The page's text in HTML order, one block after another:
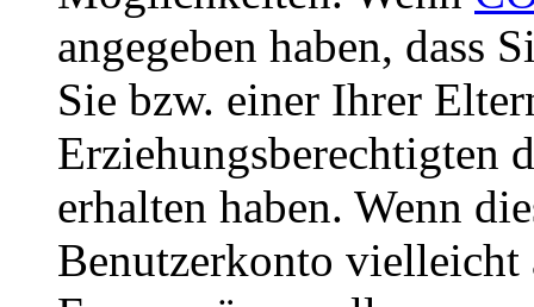
angegeben haben, dass
Sie bzw. einer Ihrer
Erziehungsberechtigten
erhalten haben. Wenn
Benutzerkonto